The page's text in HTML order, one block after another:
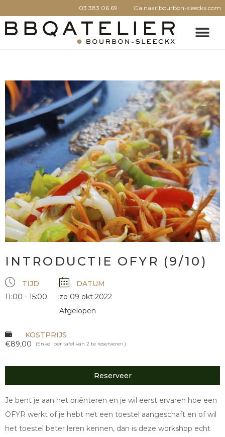
03 383 06 69 Ga naar bourbon-sleeckx.com
INTRODUCTIE OFYR (9/10)
TIJD
11:00 - 15:00
DATUM
zo 09 okt 2022
Afgelopen
KOSTPRIJS
€89,00
(Enkel per tafel van 2 te reserveren.)
Reserveer
Je bent je aan het oriënteren en je wil eerst ervaren hoe een
OFYR werkt of je hebt net een toestel aangeschaft en of wil
het toestel beter leren kennen, dan is deze workshop echt